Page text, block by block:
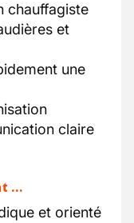
chauffagiste
et
une
claire
…
et orienté